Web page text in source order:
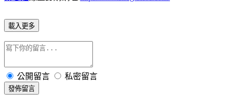
載入更多
公開留言 私密留言
發佈留言